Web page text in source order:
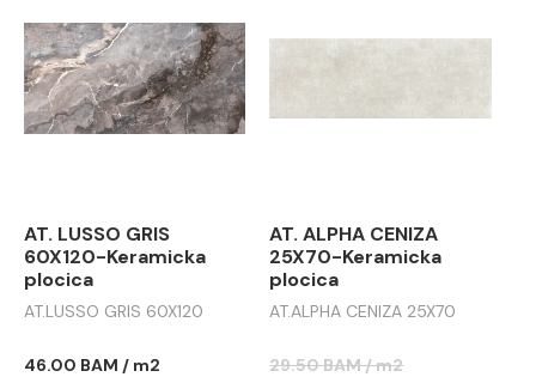
AT. LUSSO GRIS
60X120-Keramicka
plocica
AT.LUSSO GRIS 60X120
46.00 BAM / m2
AT. ALPHA CENIZA
25X70-Keramicka
plocica
AT.ALPHA CENIZA 25X70
29.50 BAM / m2